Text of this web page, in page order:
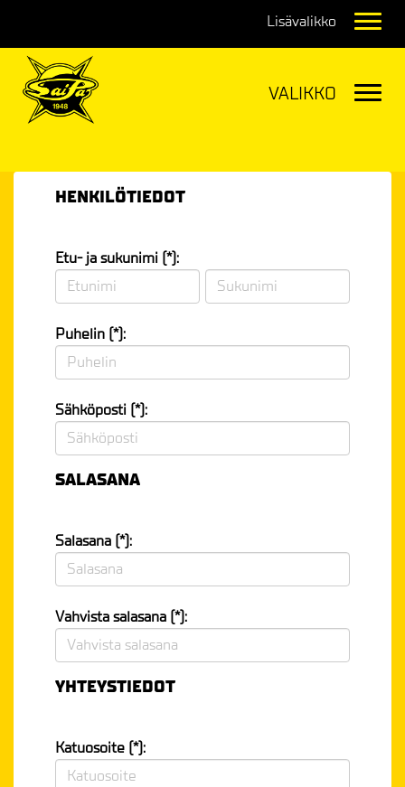
HENKILÖTIEDOT
Etu- ja sukunimi (*):
Puhelin (*):
Sähköposti (*):
SALASANA
Salasana (*):
Vahvista salasana (*):
YHTEYSTIEDOT
Katuosoite (*):